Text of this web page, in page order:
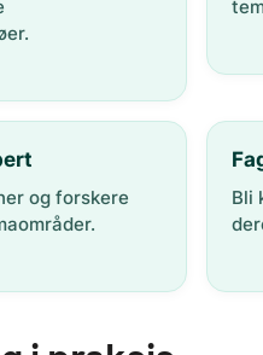
og forskere
Bli